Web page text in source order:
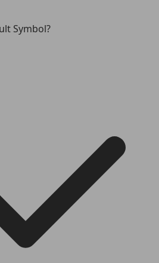
Symbol?